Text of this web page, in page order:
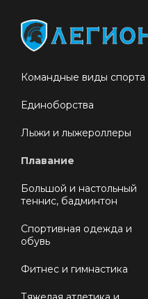
Командные виды спорта
Единоборства
Лыжи и лыжероллеры
Плавание
Большой и настольный
теннис, бадминтон
Спортивная одежда и
обувь
Фитнес и гимнастика